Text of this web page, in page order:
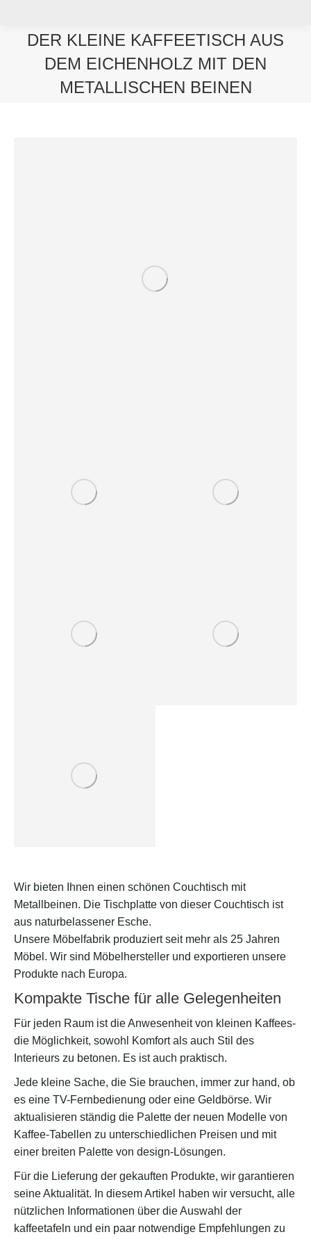
DER KLEINE KAFFEETISCH AUS
DEM EICHENHOLZ MIT DEN
METALLISCHEN BEINEN
Wir bieten Ihnen einen schönen Couchtisch mit
Metallbeinen. Die Tischplatte von dieser Couchtisch ist
aus naturbelassener Esche.
Unsere Möbelfabrik produziert seit mehr als 25 Jahren
Möbel. Wir sind Möbelhersteller und exportieren unsere
Produkte nach Europa.
Kompakte Tische für alle Gelegenheiten
Für jeden Raum ist die Anwesenheit von kleinen Kaffees-
die Möglichkeit, sowohl Komfort als auch Stil des
Interieurs zu betonen. Es ist auch praktisch.
Jede kleine Sache, die Sie brauchen, immer zur hand, ob
es eine TV-Fernbedienung oder eine Geldbörse. Wir
aktualisieren ständig die Palette der neuen Modelle von
Kaffee-Tabellen zu unterschiedlichen Preisen und mit
einer breiten Palette von design-Lösungen.
Für die Lieferung der gekauften Produkte, wir garantieren
seine Aktualität. In diesem Artikel haben wir versucht, alle
nützlichen Informationen über die Auswahl der
kaffeetafeln und ein paar notwendige Empfehlungen zu